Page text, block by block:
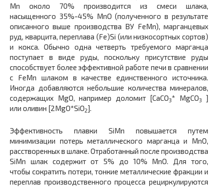
Mn около 70% производится из смеси шлака,
насыщенного 35%-45% MnO (полученного в результате
описанного выше производства ВУ FeMn), марганцевых
руд, кварцита, переплава (Fe)Si (или низкосортных сортов)
и кокса. Обычно одна четверть требуемого марганца
поступает в виде руды, поскольку присутствие руды
способствует более эффективной работе печи в сравнении
с FeMn шлаком в качестве единственного источника.
Иногда добавляются небольшие количества минералов,
содержащих MgO, например доломит [CaCO3* MgCO3
]
или оливин [2MgO*SiO2].
Эффективность плавки SiMn повышается путем
минимизации потерь металлического марганца и MnO,
расстворенных в шлаке. Отработанный после производства
SiMn шлак содержит от 5% до 10% MnO. Для того,
чтобы сократить потери, тонкие металлические фракции и
переплав производственного процесса рециркулируются